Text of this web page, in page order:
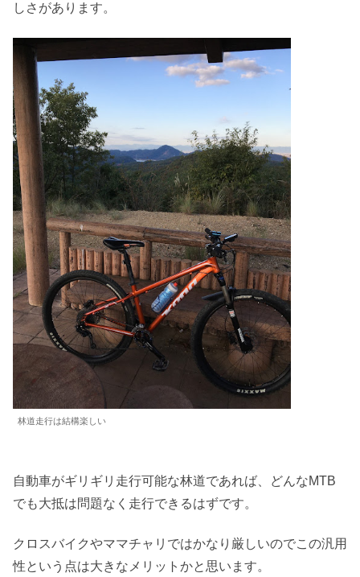
しさがあります。
林道走行は結構楽しい
自動車がギリギリ走行可能な林道であれば、どんなMTB
でも大抵は問題なく走行できるはずです。
クロスバイクやママチャリではかなり厳しいのでこの汎用
性という点は大きなメリットかと思います。